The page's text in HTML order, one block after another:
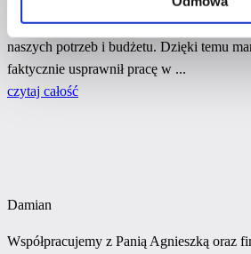
„sprzedażowego nacisku”, za to z
naszych potrzeb i budżetu. Dzięki temu
faktycznie usprawnił pracę w ...
czytaj całość
Damian
Współpracujemy z Panią Agnieszką oraz